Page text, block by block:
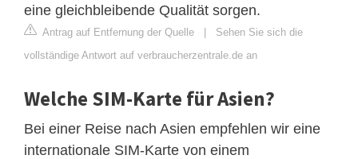
eine gleichbleibende Qualität sorgen.
Antrag auf Entfernung der Quelle | Sehen Sie sich die
vollständige Antwort auf verbraucherzentrale.de an
Welche SIM-Karte für Asien?
Bei einer Reise nach Asien empfehlen wir eine
internationale SIM-Karte von einem